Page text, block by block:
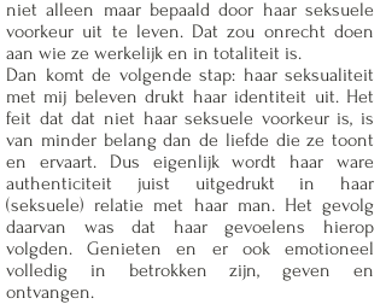
niet alleen maar bepaald door haar seksuele
voorkeur uit te leven. Dat zou onrecht doen
aan wie ze werkelijk en in totaliteit is.
Dan komt de volgende stap: haar seksualiteit
met mij beleven drukt haar identiteit uit. Het
feit dat dat niet haar seksuele voorkeur is, is
van minder belang dan de liefde die ze toont
en ervaart. Dus eigenlijk wordt haar ware
authenticiteit juist uitgedrukt in haar
(seksuele) relatie met haar man. Het gevolg
daarvan was dat haar gevoelens hierop
volgden. Genieten en er ook emotioneel
volledig in betrokken zijn, geven en
ontvangen.